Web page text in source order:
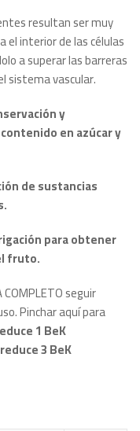
resultan ser muy
el interior de las células
a superar las barreras
sistema vascular.
y
en azúcar y
de sustancias
para obtener
fruto.
COMPLETO seguir
Pinchar aquí para
1 BeK
3BeK